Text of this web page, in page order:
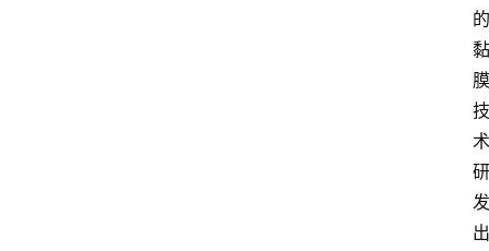
的
黏
膜
技
术
研
发
出